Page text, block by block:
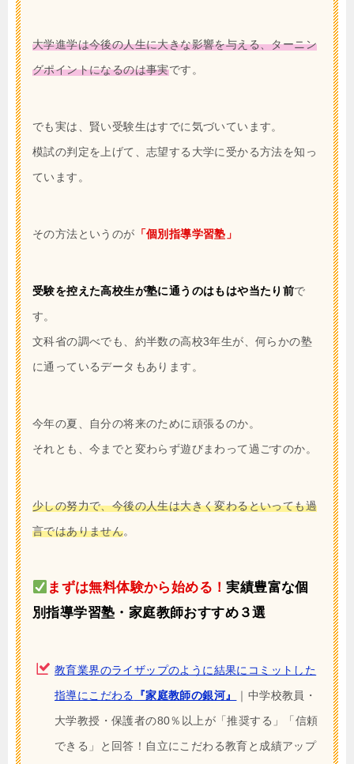
大学進学は今後の人生に大きな影響を与える、ターニン
グポイントになるのは事実です。
でも実は、賢い受験生はすでに気づいています。
模試の判定を上げて、志望する大学に受かる方法を知っ
ています。
その方法というのが 「個別指導学習塾」
受験を控えた高校生が塾に通うのはもはや当たり前で
す。
文科省の調べでも、約半数の高校3年生が、何らかの塾
に通っているデータもあります。
今年の夏、自分の将来のために頑張るのか。
それとも、今までと変わらず遊びまわって過ごすのか。
少しの努力で、今後の人生は大きく変わるといっても過
言ではありません。
まずは無料体験から始める！実績豊富な個
別指導学習塾・家庭教師おすすめ３選
教育業界のライザップのように結果にコミットした
指導にこだわる
『家庭教師の銀河』
｜中学校教員・
大学教授・保護者の80％以上が「推奨する」「信頼
できる」と回答！自立にこだわる教育と成績アップ